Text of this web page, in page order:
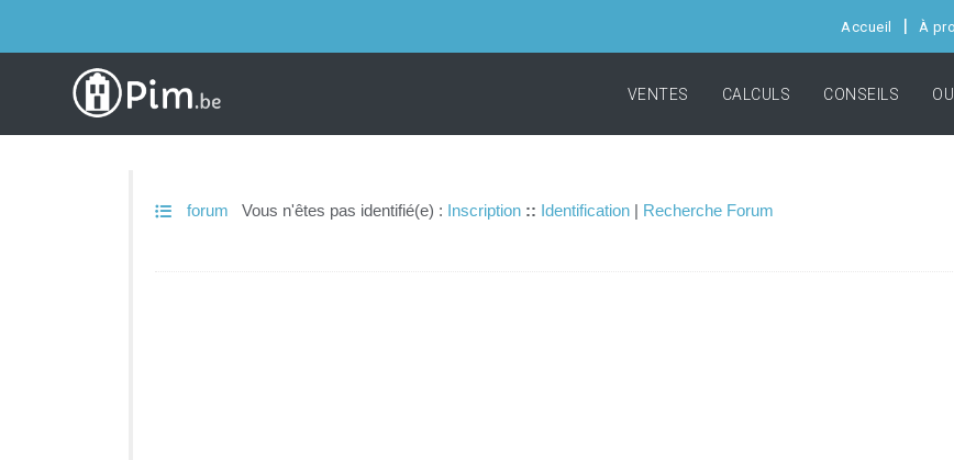
Accueil À
VENTES CALCULS CONSEILS
forum Vous n'êtes pas identifié(e) : Inscription :: Identification | Recherche Forum